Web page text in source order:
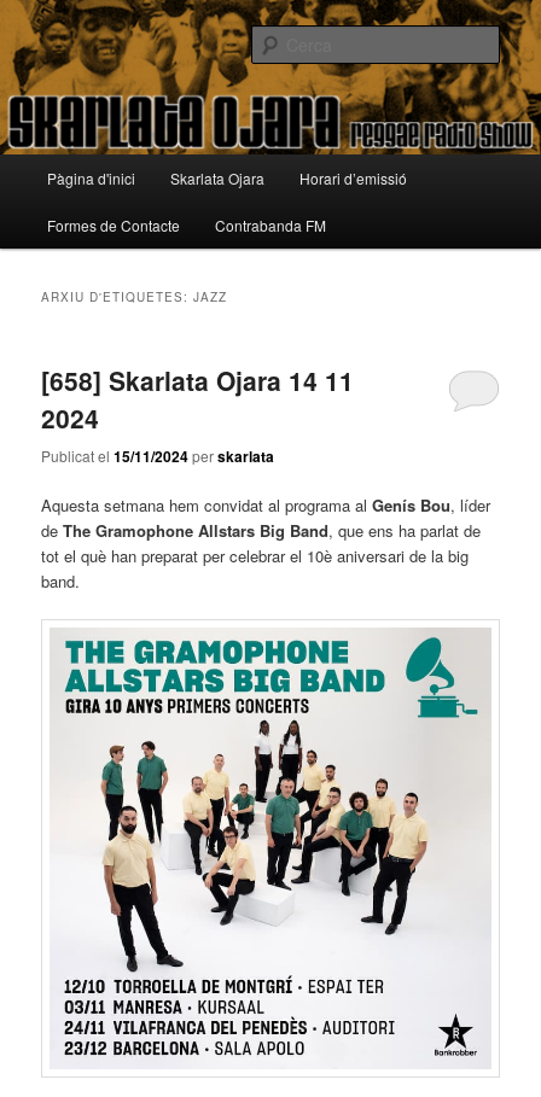
Aneu
contingut
principal
Aneu
contingut
secundariSkarlata Ojara
Reggae Radio Show
Cerca
principal
Pàgina d'inici Skarlata Ojara Horari d’emissió
Formes de Contacte Contrabanda FM
ARXIU D'ETIQUETES:JAZZ
[658] Skarlata Ojara 14 11
2024
Publicat el15/11/2024perskarlata
Aquesta setmana hem convidat al programa alGenís Bou, líder
deThe Gramophone Allstars Big Band, que ens ha parlat de
tot el què han preparat per celebrar el 10è aniversari de la big
band.